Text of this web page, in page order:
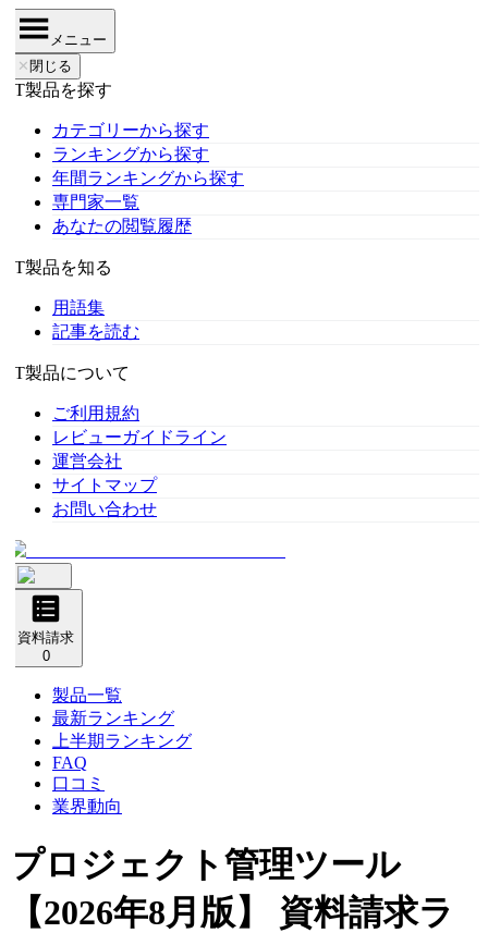
メニュー
閉じる
製品を探す
カテゴリーから探す
ランキングから探す
年間ランキングから探す
専門家一覧
あなたの閲覧履歴
製品を知る
用語集
記事を読む
製品について
ご利用規約
レビューガイドライン
運営会社
サイトマップ
お問い合わせ
資料請求
製品一覧
最新ランキング
上半期ランキング
FAQ
口コミ
業界動向
ロジェクト管理ツール
2026年8月版】 資料請求ラ